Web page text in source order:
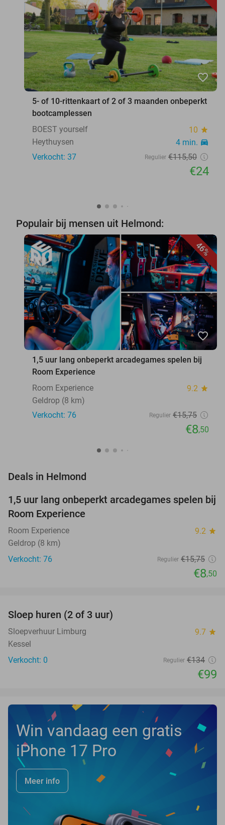
favorite_border
5- of 10-rittenkaart of 2 of 3 maanden onbeperkt
bootcamplessen
BOEST yourself
10 star
Heythuysen 4 min. directions_car
Verkocht: 37 Regulier €115,50
€24
Populair bij mensen uit Helmond:
46%
favorite_border
1,5 uur lang onbeperkt arcadegames spelen bij
Room Experience
Room Experience
9.2 star
Geldrop (8 km)
Verkocht: 76
Regulier €15,75
€8,50
Deals in Helmond
46%
1,5 uur lang onbeperkt arcadegames spelen bij
Room Experience
Room Experience 9.2 star
Geldrop (8 km)
Verkocht: 76
Regulier €15,75
€8,50
NEW
TODAY
Sloep huren (2 of 3 uur)
Sloepverhuur Limburg 9.7 star
Kessel
Verkocht: 0
Regulier €134
€99
Win vandaag een gratis
iPhone 17 Pro
Meer info